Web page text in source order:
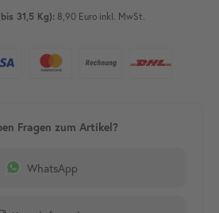
31,5 Kg): 8,90 Euro inkl. MwSt.
WhatsApp